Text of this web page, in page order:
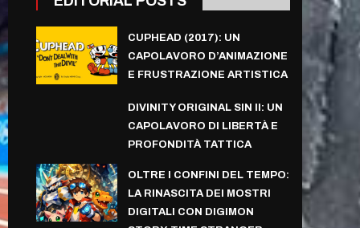
CUPHEAD (2017): UN
CAPOLAVORO D’ANIMAZIONE
E FRUSTRAZIONE ARTISTICA
DIVINITY ORIGINAL SIN II: UN
CAPOLAVORO DI LIBERTÀ E
PROFONDITÀ TATTICA
OLTRE I CONFINI DEL TEMPO:
LA RINASCITA DEI MOSTRI
DIGITALI CON DIGIMON